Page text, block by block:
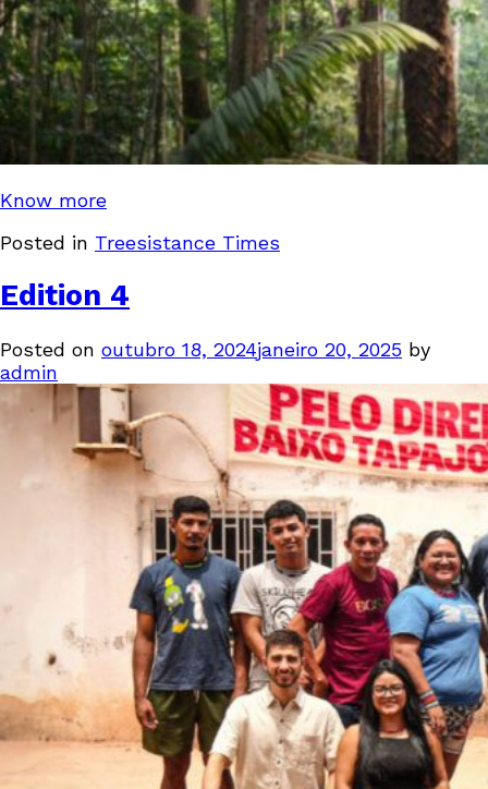
Know more
Posted in Treesistance Times
Edition 4
Posted on outubro 18, 2024janeiro 20, 2025 by
admin